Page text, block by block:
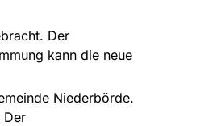
Der
kann die neue
Niederbörde.
Der